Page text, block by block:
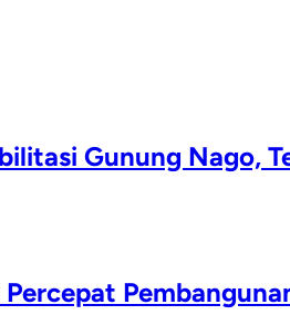
Gunung Nago,